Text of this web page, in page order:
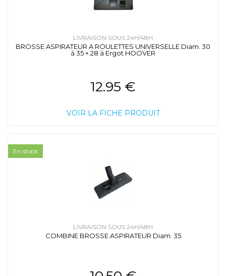
LIVRAISON SOUS 24H/48H
BROSSE ASPIRATEUR A ROULETTES UNIVERSELLE Diam. 30
à 35 + 28 à Ergot HOOVER
12.95 €
VOIR LA FICHE PRODUIT
LIVRAISON SOUS 24H/48H
COMBINE BROSSE ASPIRATEUR Diam. 35
En stock